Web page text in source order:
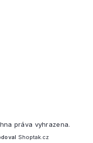
práva vyhrazena.
Shoptak.cz